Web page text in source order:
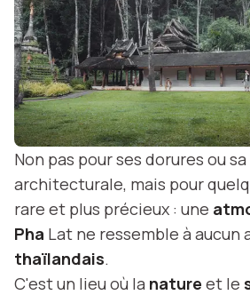
Non pas pour ses dorures ou
architecturale, mais pour
rare et plus précieux : une
Pha Lat ne ressemble à aucun
thaïlandais.
C'est un lieu où la nature et le